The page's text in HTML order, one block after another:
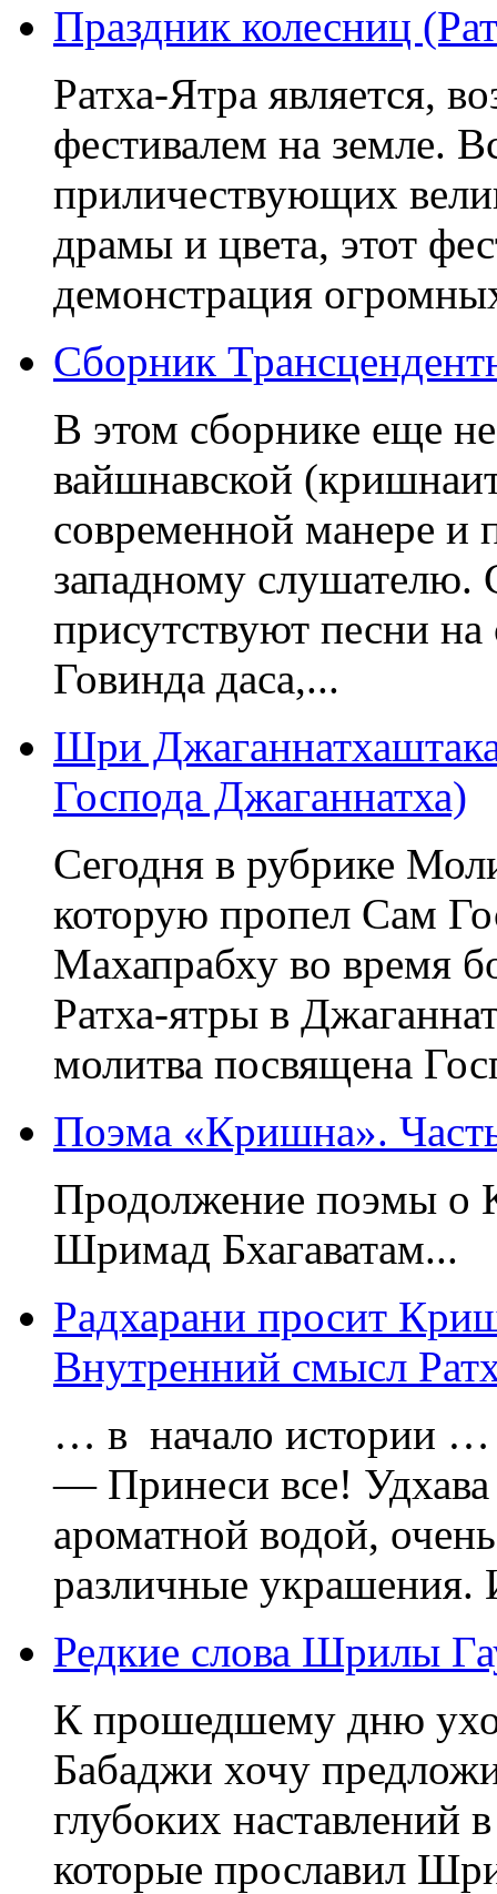
Праздник колесниц
Ратха-Ятра является,
фестивалем на земле.
приличествующих
драмы и цвета, этот
демонстрация
Сборник
В этом сборнике еще
вайшнавской
современной манере и
западному слушателю.
присутствуют песни на
Говинда даса,...
Шри
Господа Джаганнатха)
Сегодня в рубрике
которую пропел Сам
Махапрабху во время
Ратха-ятры в
молитва посвящена
Поэма «Кришна».
Продолжение поэмы о
Шримад Бхагаватам...
Радхарани просит
Внутренний смысл
… в начало истории …
— Принеси все!
ароматной водой,
различные
Редкие слова Шрилы
К прошедшему дню
Бабаджи хочу
глубоких наставлений
которые прославил